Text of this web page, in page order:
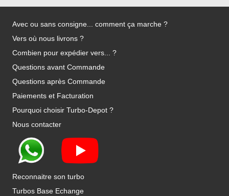
Avec ou sans consigne... comment ça marche ?
Vers où nous livrons ?
Combien pour expédier vers... ?
Questions avant Commande
Questions après Commande
Paiements et Facturation
Pourquoi choisir Turbo-Depot ?
Nous contacter
Reconnaitre son turbo
Turbos Base Echange